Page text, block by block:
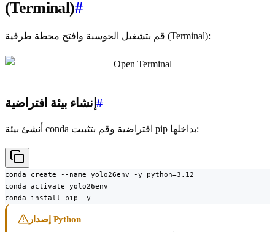
(Terminal)#
قم بتشغيل الحوسبة وافتح محطة طرفية (Terminal):
إنشاء بيئة افتراضية#
أنشئ بيئة conda افتراضية وقم بتثبيت pip بداخلها:
conda create --name yolo26env -y python=3.12
conda activate yolo26env
conda install pip -y
إصدار Python